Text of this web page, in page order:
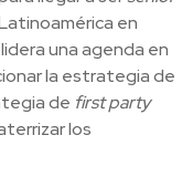
en
una agenda en
la estrategia de
de first party
los